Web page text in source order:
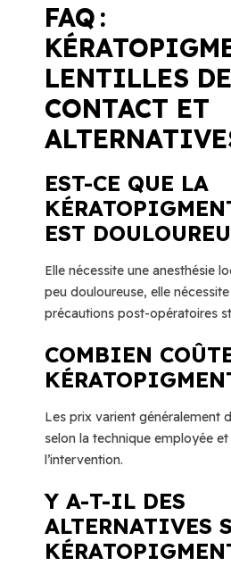
FAQ :
LENTILLES DE
CONTACT ET
EST-CE QUE LA
EST
Elle nécessite une anesthésie
peu douloureuse, elle
précautions post-opératoires
COMBIEN
Les prix varient généralement
selon la technique employée et
l’intervention.
Y A-T-IL DES
ALTERNATIVES